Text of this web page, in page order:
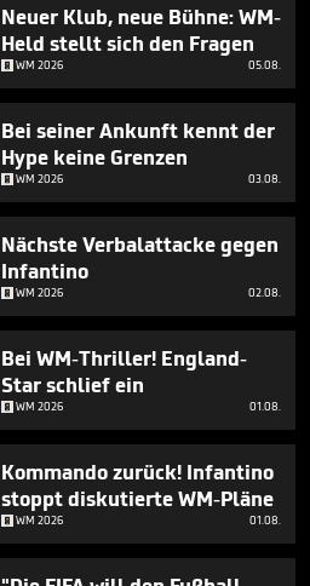
Neuer Klub, neue Bühne: WM-
Held stellt sich den Fragen
WM 2026 05.08.
Bei seiner Ankunft kennt der
Hype keine Grenzen
WM 2026 03.08.
Nächste Verbalattacke gegen
Infantino
WM 2026 02.08.
Bei WM-Thriller! England-
Star schlief ein
WM 2026 01.08.
Kommando zurück! Infantino
stoppt diskutierte WM-Pläne
WM 2026 01.08.